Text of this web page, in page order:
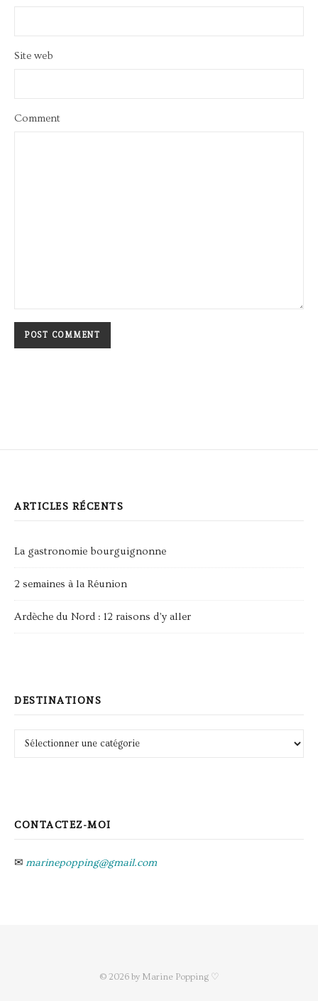
Site web
Comment
ARTICLES RÉCENTS
La gastronomie bourguignonne
2 semaines à la Réunion
Ardèche du Nord : 12 raisons d’y aller
DESTINATIONS
Destinations
CONTACTEZ-MOI
✉ marinepopping@gmail.com
© 2026 by Marine Popping ♡